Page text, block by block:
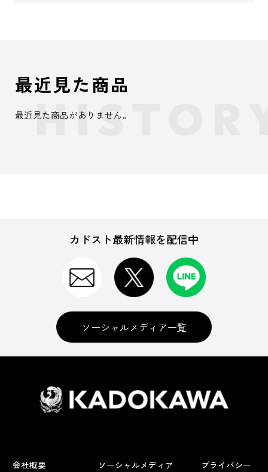
最近見た商品
最近見た商品がありません。
カドスト最新情報を配信中
ソーシャルメディア一覧
会社概要 ソーシャルメディア
プライバシー